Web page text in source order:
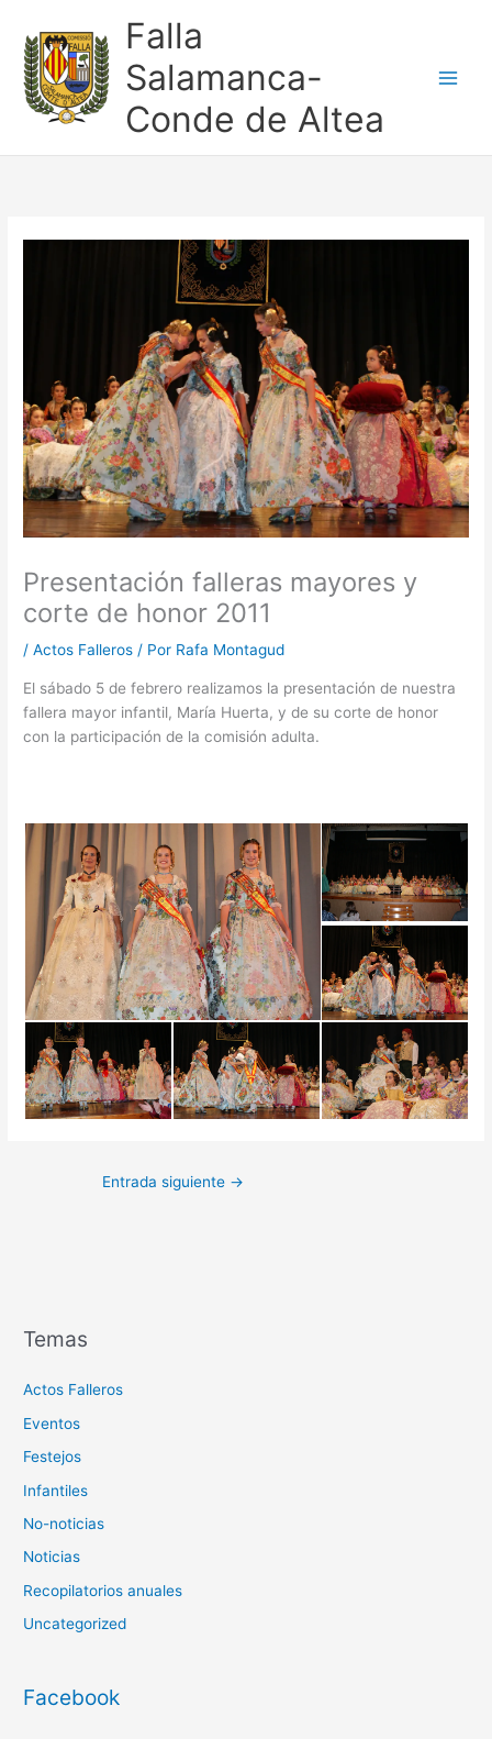
contenido
Falla
Salamanca-
Conde de Altea
Presentación falleras mayores y
corte de honor 2011
/Actos Falleros / Por Rafa Montagud
El sábado 5 de febrero realizamos la presentación de nuestra
fallera mayor infantil, María Huerta, y de su corte de honor
con la participación de la comisión adulta.
Entrada siguiente →
Temas
Actos Falleros
Eventos
Festejos
Infantiles
No-noticias
Noticias
Recopilatorios anuales
Uncategorized
Facebook